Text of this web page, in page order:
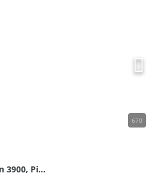
670
Avenida Hipólito Yrigoyen 3900, Piso 17